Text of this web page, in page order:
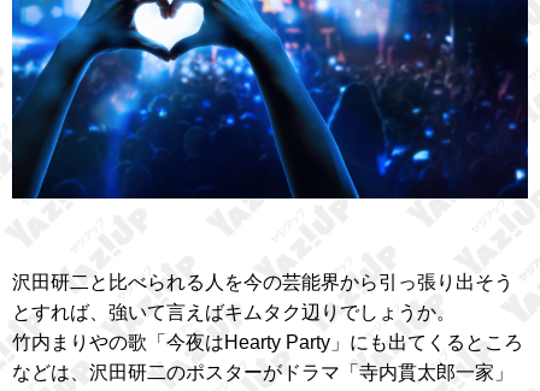
沢田研二と比べられる人を今の芸能界から引っ張り出そう
とすれば、強いて言えばキムタク辺りでしょうか。
竹内まりやの歌「今夜はHearty Party」にも出てくるところ
などは、沢田研二のポスターがドラマ「寺内貫太郎一家」